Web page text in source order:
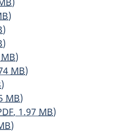
)
)
)
MB)
MB)
)
MB)
, 1.97 MB)
)